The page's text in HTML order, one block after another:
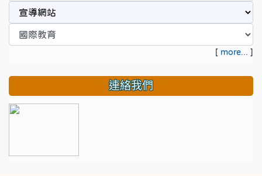
[ more... ]
連絡我們